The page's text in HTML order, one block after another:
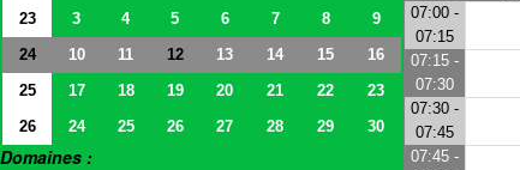
23
3 4 5 6 7 8
9
24
10 11 12 13 14 15
16
25
17 18 19 20 21 22
23
26
24 25 26 27 28 29 30
Domaines :
07:00 -
07:15
07:15 -
07:30
07:30 -
07:45
07:45 -